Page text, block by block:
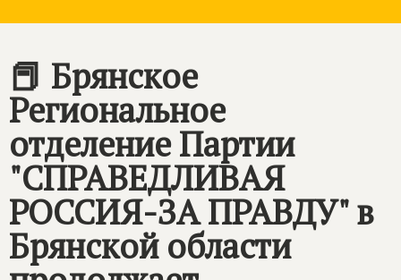
📕 Брянское
Региональное
отделение Партии
"СПРАВЕДЛИВАЯ
РОССИЯ-ЗА ПРАВДУ" в
Брянской области